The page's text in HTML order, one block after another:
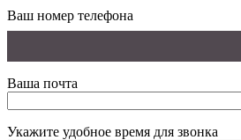
Ваш номер телефона
Ваша почта
Укажите удобное время для звонка